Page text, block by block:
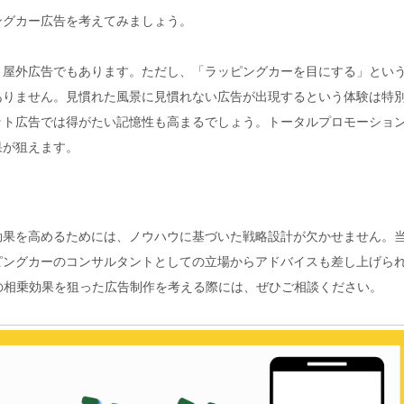
カー広告を考えてみましょう。
外広告でもあります。ただし、「ラッピングカーを目にする」とい
ません。見慣れた風景に見慣れない広告が出現するという体験は特
広告では得がたい記憶性も高まるでしょう。トータルプロモーショ
狙えます。
を高めるためには、ノウハウに基づいた戦略設計が欠かせません。
グカーのコンサルタントとしての立場からアドバイスも差し上げら
乗効果を狙った広告制作を考える際には、ぜひご相談ください。